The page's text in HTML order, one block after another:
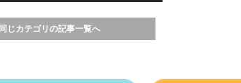
同じカテゴリの記事一覧へ